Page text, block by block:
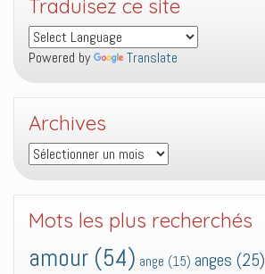
Traduisez ce site
Powered by Translate
Archives
Archives
Mots les plus recherchés
amour (54) ange (15) anges (25)